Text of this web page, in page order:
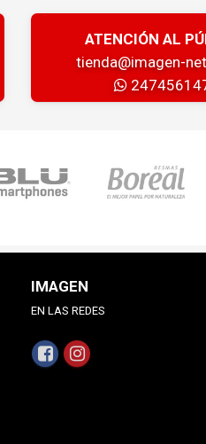
ATENCIÓN AL
tienda@imagen-
IMAGEN
EN LAS REDES